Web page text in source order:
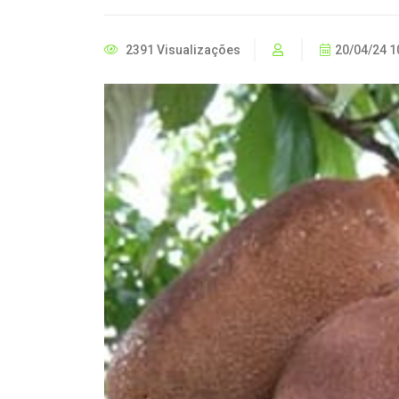
2391 Visualizações 20/04/24